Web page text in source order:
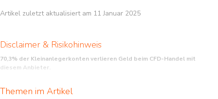
Artikel zuletzt aktualisiert am 11 Januar 2025
Disclaimer & Risikohinweis
70,3% der Kleinanlegerkonten verlieren Geld beim CFD-Handel mit
diesem Anbieter.
hohes Risiko, schnell Geld zu verlieren. Sie sollten überlegen, ob Sie verstehen,
Themen im Artikel